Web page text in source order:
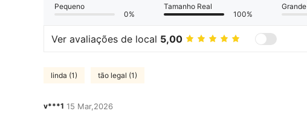
Pequeno
0%
Tamanho Real
100%
Grande
Ver avaliações de local 5,00
linda (1) tão legal (1)
v***1 15 Mar,2026